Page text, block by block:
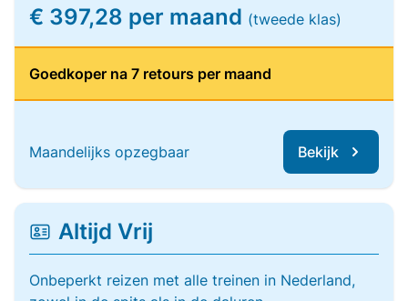
€ 397,28 per maand (tweede klas)
Goedkoper na 7 retours per maand
Maandelijks opzegbaar Bekijk
Altijd Vrij
Onbeperkt reizen met alle treinen in Nederland,